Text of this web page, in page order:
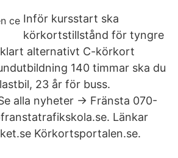
Inför kursstart ska
körkortstillstånd för tyngre
alternativt C-körkort
140 timmar ska du
23 år för buss.
alla nyheter → Fränsta 070-
Länkar
Körkortsportalen.se.